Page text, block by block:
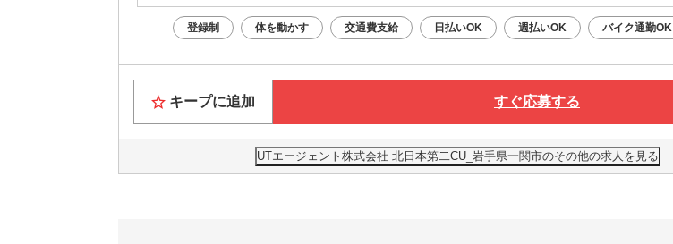
登録制 体を動かす 交通費支給 日払いOK 週払いOK バイク通勤OK
キープに追加 すぐ応募する
UTエージェント株式会社 北日本第二CU_岩手県一関市のその他の求人を見る